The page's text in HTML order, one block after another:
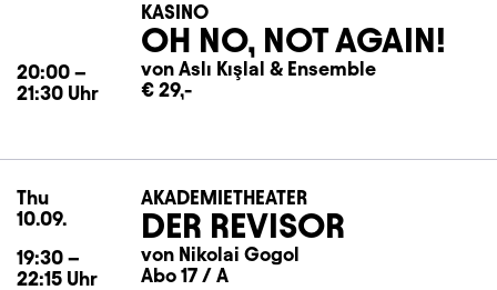
20:00 –
21:30 Uhr
KASINO
OH NO, NOT AGAIN!
von Aslı Kışlal & Ensemble
€ 29,-
Thu
10.09.
19:30 –
22:15 Uhr
AKADEMIETHEATER
DER REVISOR
von Nikolai Gogol
Abo 17 / A